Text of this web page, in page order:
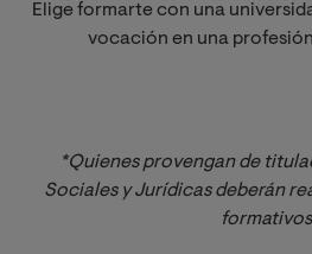
Elige formarte con una
vocación en una
*Quienes provengan de
Sociales y Jurídicas deberán
formativos